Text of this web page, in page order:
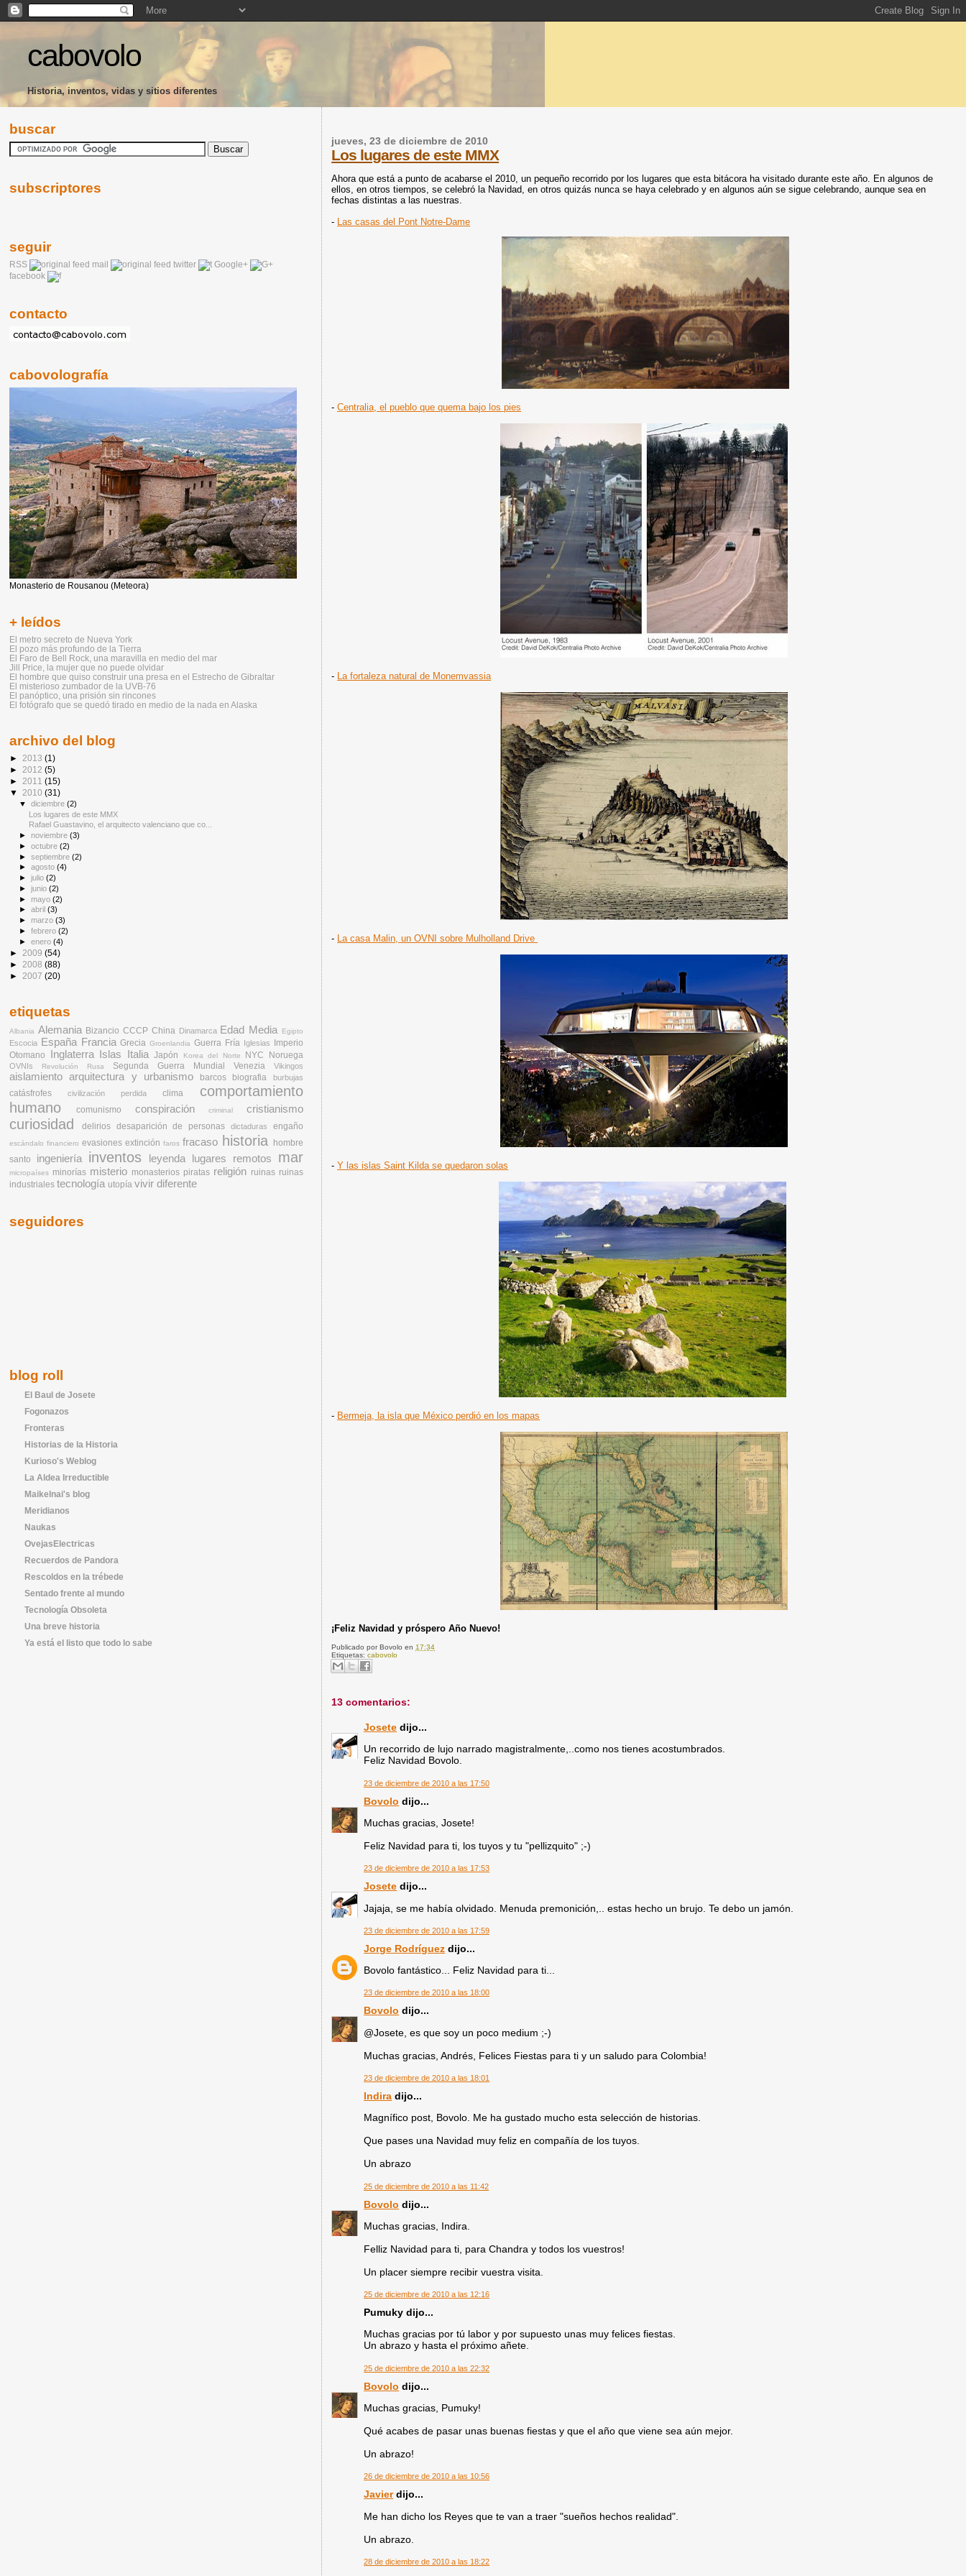
cabovolo
Historia, inventos, vidas y sitios diferentes
jueves, 23 de diciembre de 2010
Los lugares de este MMX
Ahora que está a punto de acabarse el 2010, un pequeño recorrido por los lugares que esta bitácora ha visitado durante este año. En algunos de
ellos, en otros tiempos, se celebró la Navidad, en otros quizás nunca se haya celebrado y en algunos aún se sigue celebrando, aunque sea en
fechas distintas a las nuestras.
- Las casas del Pont Notre-Dame
-Centralia, el pueblo que quema bajo los pies
- La fortaleza natural de Monemvassia
- La casa Malin, un OVNI sobre Mulholland Drive
-Y las islas Saint Kilda se quedaron solas
- Bermeja, la isla que México perdió en los mapas
¡Feliz Navidad y próspero Año Nuevo!
Publicado porBovolo en 17:34
Etiquetas:cabovolo
13 comentarios:
Josete dijo...
Un recorrido de lujo narrado magistralmente,..como nos tienes acostumbrados.
Feliz Navidad Bovolo.
23 de diciembre de 2010 a las 17:50
Bovolo dijo...
Muchas gracias, Josete!
Feliz Navidad para ti, los tuyos y tu "pellizquito" ;-)
23 de diciembre de 2010 a las 17:53
Josete dijo...
Jajaja, se me había olvidado. Menuda premonición,.. estas hecho un brujo. Te debo un jamón.
23 de diciembre de 2010 a las 17:59
Jorge Rodríguez dijo...
Bovolo fantástico... Feliz Navidad para ti...
23 de diciembre de 2010 a las 18:00
Bovolo dijo...
@Josete, es que soy un poco medium ;-)
Muchas gracias, Andrés, Felices Fiestas para ti y un saludo para Colombia!
23 de diciembre de 2010 a las 18:01
Indira dijo...
Magnífico post, Bovolo. Me ha gustado mucho esta selección de historias.
Que pases una Navidad muy feliz en compañía de los tuyos.
Un abrazo
25 de diciembre de 2010 a las 11:42
Bovolo dijo...
Muchas gracias, Indira.
Felliz Navidad para ti, para Chandra y todos los vuestros!
Un placer siempre recibir vuestra visita.
25 de diciembre de 2010 a las 12:16
Pumuky dijo...
Muchas gracias por tú labor y por supuesto unas muy felices fiestas.
Un abrazo y hasta el próximo añete.
25 de diciembre de 2010 a las 22:32
Bovolo dijo...
Muchas gracias, Pumuky!
Qué acabes de pasar unas buenas fiestas y que el año que viene sea aún mejor.
Un abrazo!
26 de diciembre de 2010 a las 10:56
Javierdijo...
Me han dicho los Reyes que te van a traer "sueños hechos realidad".
Un abrazo.
28 de diciembre de 2010 a las 18:22
buscar
subscriptores
seguir
RSS mail twitter
Google+
facebook
contacto
cabovolografía
Monasterio de Rousanou (Meteora)
+ leídos
El metro secreto de Nueva York
El pozo más profundo de la Tierra
El Faro de Bell Rock, una maravilla en medio del mar
Jill Price, la mujer que no puede olvidar
El hombre que quiso construir una presa en el Estrecho de Gibraltar
El misterioso zumbador de la UVB-76
El panóptico, una prisión sin rincones
El fotógrafo que se quedó tirado en medio de la nada en Alaska
archivo del blog
► 2013 (1)
► 2012 (5)
► 2011 (15)
▼ 2010 (31)
▼diciembre(2)
Los lugares de este MMX
Rafael Guastavino, el arquitecto valenciano que co...
► noviembre(3)
►octubre(2)
►septiembre(2)
►agosto(4)
►julio(2)
►junio(2)
► mayo(2)
►abril(3)
► marzo(3)
►febrero(2)
►enero(4)
► 2009 (54)
► 2008 (88)
► 2007 (20)
etiquetas
Albania Alemania Bizancio CCCP China Dinamarca Edad Media Egipto
Escocia España Francia Grecia Groenlandia Guerra Fría Iglesias Imperio
Otomano
Inglaterra Islas Italia Japón Korea del Norte NYC Noruega
OVNIs Revolución Rusa Segunda Guerra Mundial Venezia Vikingos
aislamiento arquitectura y urbanismo barcos biografia burbujas
catásfrofes civilización perdida clima
comportamiento
humano
comunismo conspiración criminal cristianismo
curiosidad delirios desaparición de personas dictaduras engaño
escándalo financiero evasiones extinción faros fracaso historia
hombre
santo
ingeniería inventos leyenda lugares remotos mar
micropaíses minorías misterio monasterios piratas religión ruinas ruinas
industriales tecnología utopía vivir diferente
seguidores
blog roll
El Baul de Josete
Fogonazos
Fronteras
Historias de la Historia
Kurioso's Weblog
La Aldea Irreductible
Maikelnai's blog
Meridianos
Naukas
OvejasElectricas
Recuerdos de Pandora
Rescoldos en la trébede
Sentado frente al mundo
Tecnología Obsoleta
Una breve historia
Ya está el listo que todo lo sabe